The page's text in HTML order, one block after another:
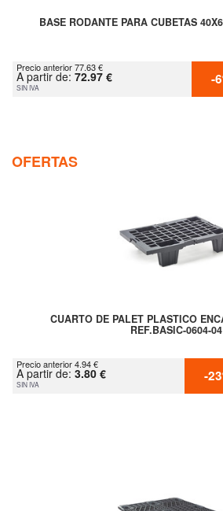
BASE RODANTE PARA CUBETAS
Precio anterior 77.63 €
A partir de: 72.97 €
SIN IVA -
OFERTAS
CUARTO DE PALET PLASTICO
REF.BASIC-0604-04
Precio anterior 4.94 €
A partir de: 3.80 €
SIN IVA -